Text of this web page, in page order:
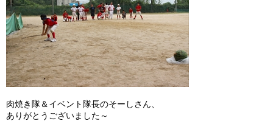
肉焼き隊＆イベント隊長のそーしさん、
ありがとうございました～